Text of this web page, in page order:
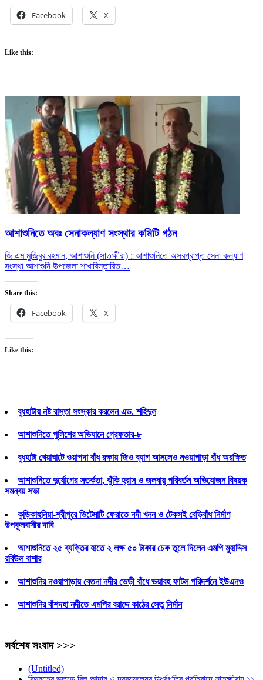
Facebook X
Like this:
আশাশুনিতে অবঃ সেনাকল্যাণ সংস্থার কমিটি গঠন
জি এম মুজিবুর রহমান, আশাশুনি (সাতক্ষীরা) : আশাশুনিতে অসরপ্রাপ্ত সেনা কল্যাণ
সংস্থা আশাশুনি উপজেলা শাখাবিস্তারিত…
Share this:
Facebook X
Like this:
বুধহাটায় নষ্ট রাস্তা সংস্কার করলেন এড. শহিদুল
আশাশুনিতে পুলিশের অভিযানে গ্রেফতার-৮
বুধহাটা খেয়াঘাটে ওয়াপদা বাঁধ রক্ষায় জিও ব্যাগ আসলেও নওয়াপাড়া বাঁধ অরক্ষিত
আশাশুনিতে দুর্যোগের সতর্কতা, ঝুঁকি হ্রাস ও জলবায়ু পরিবর্তন অভিযোজন বিষয়ক
সমন্বয় সভা
কুড়িকাহুনিয়া-শ্রীপুরে ভিটেমাটি ফেরাতে নদী খনন ও টেকসই বেড়িবাঁধ নির্মাণ
উপকূলবাসীর দাবি
আশাশুনিতে ২৫ ব্যক্তির হাতে ২ লক্ষ ৫০ টাকার চেক তুলে দিলেন এমপি মুহাদ্দিস
রবিউল বাশার
আশাশুনির নওয়াপাড়ায় বেতনা নদীর ভেড়ী বাঁধে ভয়াবহ ফাটল পরিদর্শনে ইউএনও
আশাশুনির বাঁশদহা নদীতে এমপির বরাদ্দে কাঠের সেতু নির্মান
সর্বশেষ সংবাদ >>>
(Untitled)